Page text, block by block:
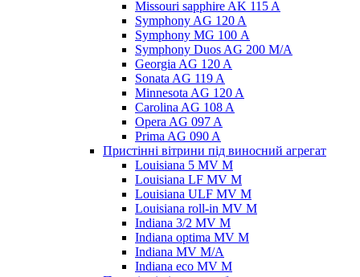
Missouri sapphire AK 115 A
Symphony AG 120 A
Symphony MG 100 А
Symphony Duos AG 200 M/A
Georgia AG 120 A
Sonata AG 119 A
Minnesota AG 120 A
Carolina AG 108 A
Opera AG 097 A
Prima AG 090 A
Пристінні вітрини під виносний агрегат
Louisiana 5 MV M
Louisiana LF MV M
Louisiana ULF MV M
Louisiana roll-in MV M
Indiana 3/2 MV M
Indiana optima MV M
Indiana MV M/A
Indiana eco MV M